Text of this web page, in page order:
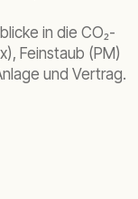
in die CO₂-
Feinstaub (PM)
und Vertrag.